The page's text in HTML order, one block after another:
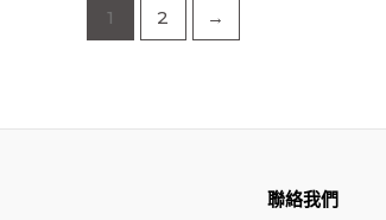
1 2 →
聯絡我們